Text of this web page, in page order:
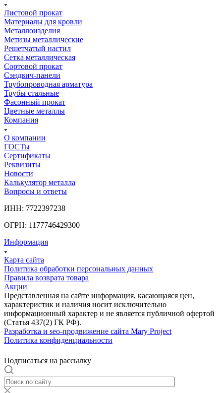
Листовой прокат
Материалы для кровли
Металлоизделия
Метизы металлические
Решетчатый настил
Сетка металлическая
Сортовой прокат
Сэндвич-панели
Трубопроводная арматура
Трубы стальные
Фасонный прокат
Цветные металлы
Компания
О компании
ГОСТы
Сертификаты
Реквизиты
Новости
Калькулятор металла
Вопросы и ответы
ИНН: 7722397238
ОГРН: 1177746429300
Информация
Карта сайта
Политика обработки персональных данных
Правила возврата товара
Акции
Представленная на сайте информация, касающаяся цен,
характеристик и наличия носит исключительно
информационный характер и не является публичной офертой
(Статья 437(2) ГК РФ).
Разработка и seo-продвижение сайта Mary Project
Политика конфиденциальности
Подписаться на рассылку